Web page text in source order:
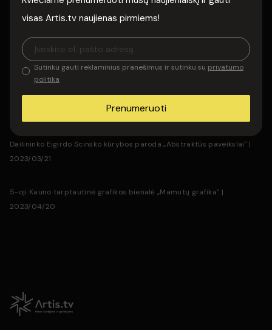
Išleidimo data :
Šalis :
Menininko Arūno Rutkaus paroda „Du veidai" | 2023/09/22
Vilniaus Džiunglės | Denio Vėjo fotografijų paroda | 2023/08/10
Martyno Gedimino paroda | X Putoja | 2023/09/11
Dailininko Eigirdo Scinsko kūrybos paroda „Abstraktūs paveikslai" |
2023/03/21
5-oji Kauno tarptautinė grafikos bienalė „Mamutų grafika" |
2023/04/20
visas Artis.tv naujienas pirmiems!
Sutinku gauti reklaminius pranešimus ir sutinku su privatumo
politika
Prenumeruoti